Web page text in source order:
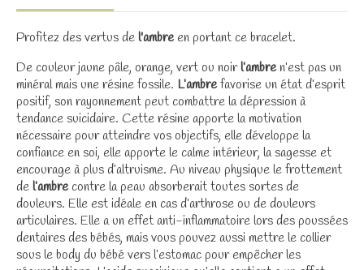
Profitez des vertus del'ambreen portant ce bracelet.
De couleur jaune pâle, orange, vert ou noirl’ambren’est pas un
minéral mais une résine fossile. L’ambrefavorise un état d’esprit
positif, son rayonnement peut combattre la dépression à
tendance suicidaire. Cette résine apporte la motivation
nécessaire pour atteindre vos objectifs, elle développe la
confiance en soi, elle apporte le calme intérieur, la sagesse et
encourage à plus d’altruisme. Au niveau physique le frottement
del’ambrecontre la peau absorberait toutes sortes de
douleurs. Elle est idéale en cas d’arthrose ou de douleurs
articulaires. Elle a un effet anti-inflammatoire lors des poussées
dentaires des bébés, mais vous pouvez aussi mettre le collier
sous le body du bébé vers l’estomac pour empêcher les